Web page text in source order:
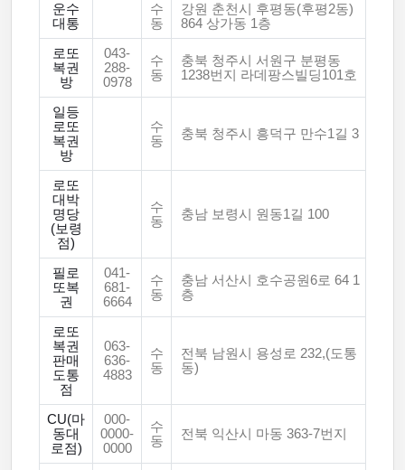
운수
대통
수
동
강원 춘천시 후평동(후평2동)
864 상가동 1층
로또
복권
방
043-
288-
0978
수
동
충북 청주시 서원구 분평동
1238번지 라데팡스빌딩101호
일등
로또
복권
방
수
동
충북 청주시 흥덕구 만수1길 3
로또
대박
명당
(보령
점)
수
동
충남 보령시 원동1길 100
필로
또복
권
041-
681-
6664
수
동
충남 서산시 호수공원6로 64 1
층
로또
복권
판매
도통
점
063-
636-
4883
수
동
전북 남원시 용성로 232,(도통
동)
CU(마
동대
로점)
000-
0000-
0000
수
동
전북 익산시 마동 363-7번지